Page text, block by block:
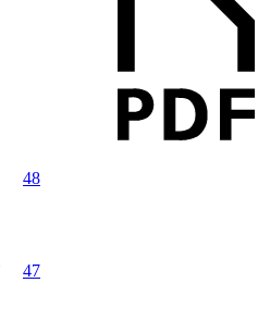
48
47